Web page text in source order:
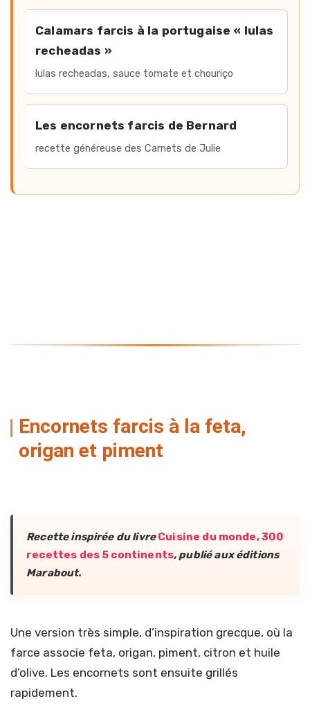
Calamars farcis à la portugaise « lulas
recheadas »
lulas recheadas, sauce tomate et chouriço
Les encornets farcis de Bernard
recette généreuse des Carnets de Julie
Encornets farcis à la feta,
origan et piment
Recette inspirée du livreCuisine du monde, 300
recettes des 5 continents, publié aux éditions
Marabout.
Une version très simple, d’inspiration grecque, où la
farce associe feta, origan, piment, citron et huile
d’olive. Les encornets sont ensuite grillés
rapidement.